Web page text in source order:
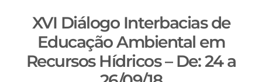
XVI Diálogo Interbacias de
Educação Ambiental em
Recursos Hídricos – De: 24 a